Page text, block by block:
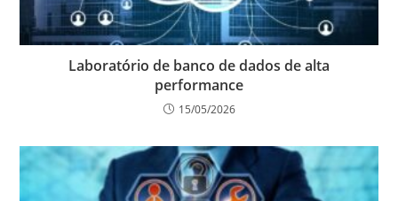
Laboratório de banco de dados de alta
performance
15/05/2026